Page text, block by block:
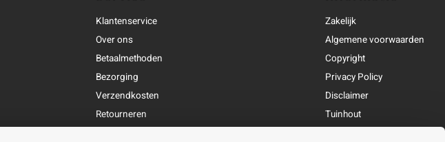
Klantenservice
Over ons
Betaalmethoden
Bezorging
Verzendkosten
Retourneren
Zakelijk
Algemene voorwaarden
Copyright
Privacy Policy
Disclaimer
Tuinhout